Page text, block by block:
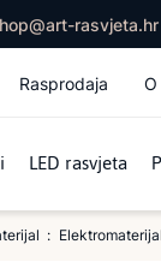
rasvjeta.hr
Rasprodaja O
LED rasvjeta